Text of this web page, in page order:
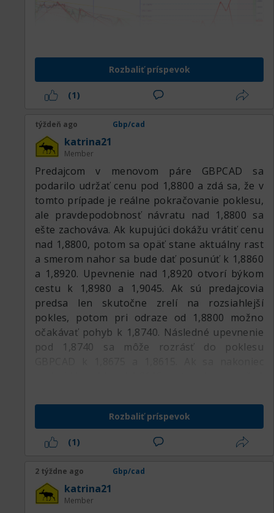
Rozbaliť príspevok
(1)
týždeň ago Gbp/cad
katrina21
Member
Predajcom v menovom páre GBPCAD sa
podarilo udržať cenu pod 1,8800 a zdá sa, že v
tomto prípade je reálne pokračovanie poklesu,
ale pravdepodobnosť návratu nad 1,8800 sa
ešte zachováva. Ak kupujúci dokážu vrátiť cenu
nad 1,8800, potom sa opäť stane aktuálny rast
a smerom nahor sa bude dať posunúť k 1,8860
a 1,8920. Upevnenie nad 1,8920 otvorí býkom
cestu k 1,8980 a 1,9045. Ak sú predajcovia
predsa len skutočne zrelí na rozsiahlejší
pokles, potom pri odraze od 1,8800 možno
očakávať pohyb k 1,8740. Následné upevnenie
pod 1,8740 sa môže rozrásť do poklesu
1,8435.:respect:
Rozbaliť príspevok
(1)
2 týždne ago Gbp/cad
katrina21
Member